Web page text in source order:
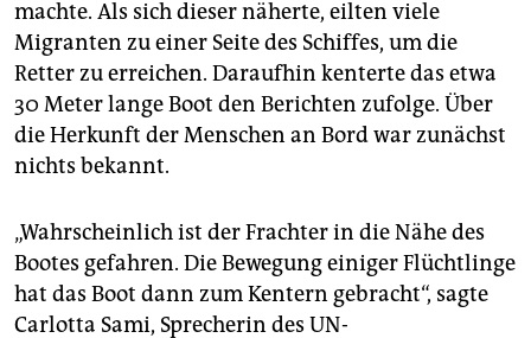
machte. Als sich dieser näherte, eilten viele
Migranten zu einer Seite des Schiffes, um die
Retter zu erreichen. Daraufhin kenterte das etwa
30 Meter lange Boot den Berichten zufolge. Über
die Herkunft der Menschen an Bord war zunächst
nichts bekannt.
„Wahrscheinlich ist der Frachter in die Nähe des
Bootes gefahren. Die Bewegung einiger Flüchtlinge
hat das Boot dann zum Kentern gebracht“, sagte
Carlotta Sami, Sprecherin des UN-